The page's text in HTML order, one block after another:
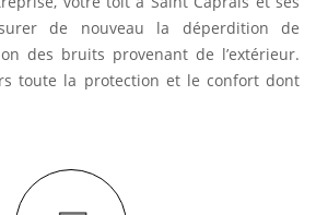
de nouveau la déperdition de
des bruits provenant de l’extérieur.
toute la protection et le confort dont